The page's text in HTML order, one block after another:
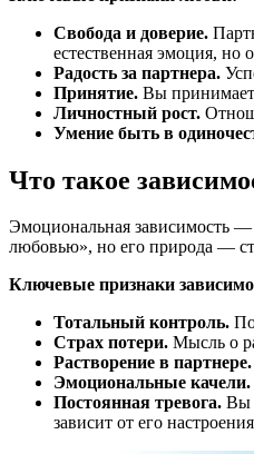
Свобода и доверие.
естественная эмоция, но
Радость за партнера.
Принятие. Вы
Личностный рост.
Умение быть в
Что такое
Эмоциональная зависимость —
любовью», но его природа —
Ключевые признаки
Тотальный контроль.
Страх потери. Мысль о
Растворение в партнере.
Эмоциональные качели.
Постоянная тревога. Вы
зависит от его